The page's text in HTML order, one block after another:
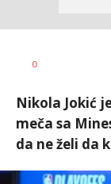
AUTOR
0
Nikola Jokić
meča sa
da ne želi da